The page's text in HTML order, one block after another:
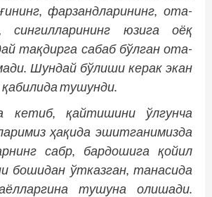
фарзандларининг, ота-
сингилларининг юзига оёқ
тақдирга сабаб бўлган ота-
Шундай бўлиши керак экан
тушунди.
кетиб, қайтишини ўлгунча
ҳақида эшитганимизда
сабр, бардошига қойил
бошидан ўтказган, танасида
тушуна олишади.